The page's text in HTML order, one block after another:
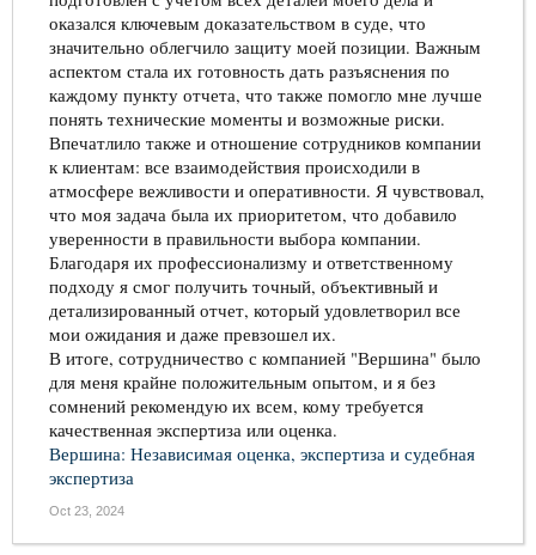
оказался ключевым доказательством в суде, что
значительно облегчило защиту моей позиции. Важным
аспектом стала их готовность дать разъяснения по
каждому пункту отчета, что также помогло мне лучше
понять технические моменты и возможные риски.
Впечатлило также и отношение сотрудников компании
к клиентам: все взаимодействия происходили в
атмосфере вежливости и оперативности. Я чувствовал,
что моя задача была их приоритетом, что добавило
уверенности в правильности выбора компании.
Благодаря их профессионализму и ответственному
подходу я смог получить точный, объективный и
детализированный отчет, который удовлетворил все
мои ожидания и даже превзошел их.
В итоге, сотрудничество с компанией "Вершина" было
для меня крайне положительным опытом, и я без
сомнений рекомендую их всем, кому требуется
качественная экспертиза или оценка.
Вершина: Независимая оценка, экспертиза и судебная
экспертиза
Oct 23, 2024